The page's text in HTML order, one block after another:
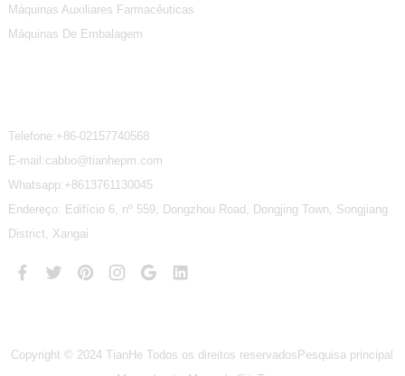
Máquinas Auxiliares Farmacêuticas
Máquinas De Embalagem
Telefone: +86-02157740568
E-mail:cabbo@tianhepm.com
Whatsapp: +8613761130045
Endereço: Edifício 6, nº 559, Dongzhou Road, Dongjing Town, Songjiang
District, Xangai
Copyright © 2024 TianHe Todos os direitos reservados Pesquisa principal